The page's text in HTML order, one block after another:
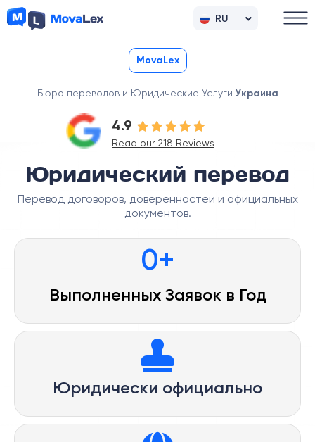
RU
UK
MovaLex
Бюро переводов и Юридические Услуги Украина
4.9
Read our 218 Reviews
Юридический перевод
Перевод договоров, доверенностей и официальных
документов.
Выполненных Заявок в Год
0+
Юридически официально